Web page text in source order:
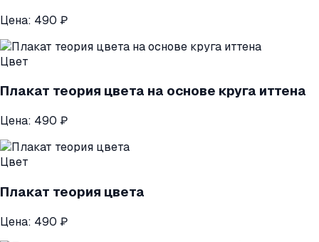
Цена: 490 ₽
Цвет
Плакат теория цвета на основе круга иттена
Цена: 490 ₽
Цвет
Плакат теория цвета
Цена: 490 ₽